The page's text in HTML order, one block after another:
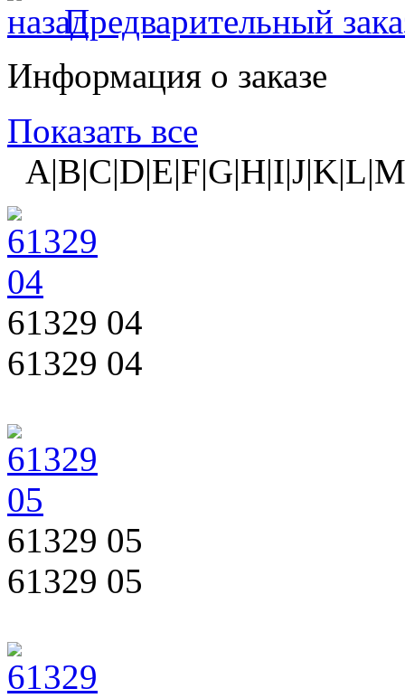
Предварительный
Информация о заказе
Показать все
61329 04
61329 04
61329 05
61329 05